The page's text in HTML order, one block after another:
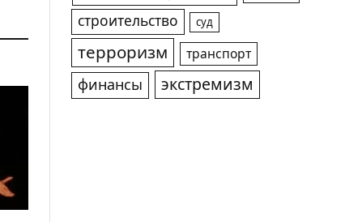
строительство суд
терроризм транспорт
финансы экстремизм